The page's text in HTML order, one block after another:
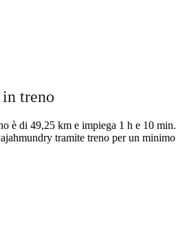
treno
è di 49,25 km e impiega 1 h e 10
tramite treno per un